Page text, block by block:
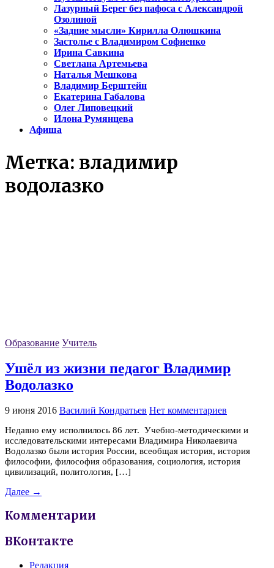
Лазурный Берег без пафоса с Александрой
Озолиной
«Задние мысли» Кирилла Олюшкина
Застолье с Владимиром Софиенко
Ирина Савкина
Светлана Артемьева
Наталья Мешкова
Владимир Берштейн
Екатерина Габалова
Олег Липовецкий
Илона Румянцева
Афиша
Метка: владимир
водолазко
Образование Учитель
Ушёл из жизни педагог Владимир
Водолазко
9 июня 2016 Василий Кондратьев Нет комментариев
Недавно ему исполнилось 86 лет. Учебно-методическими и
исследовательскими интересами Владимира Николаевича
Водолазко были история России, всеобщая история, история
философии, философия образования, социология, история
цивилизаций, политология, […]
Далее →
Комментарии
ВКонтакте
Редакция